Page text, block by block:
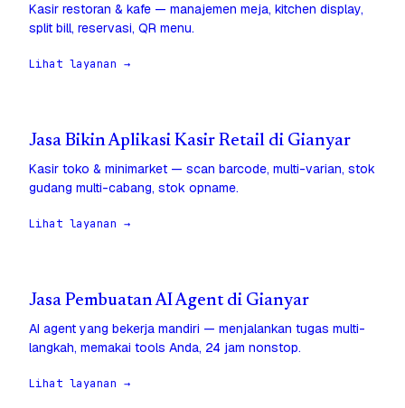
Kasir restoran & kafe — manajemen meja, kitchen display,
split bill, reservasi, QR menu.
Lihat layanan →
Jasa Bikin Aplikasi Kasir Retail di Gianyar
Kasir toko & minimarket — scan barcode, multi-varian, stok
gudang multi-cabang, stok opname.
Lihat layanan →
Jasa Pembuatan AI Agent di Gianyar
AI agent yang bekerja mandiri — menjalankan tugas multi-
langkah, memakai tools Anda, 24 jam nonstop.
Lihat layanan →